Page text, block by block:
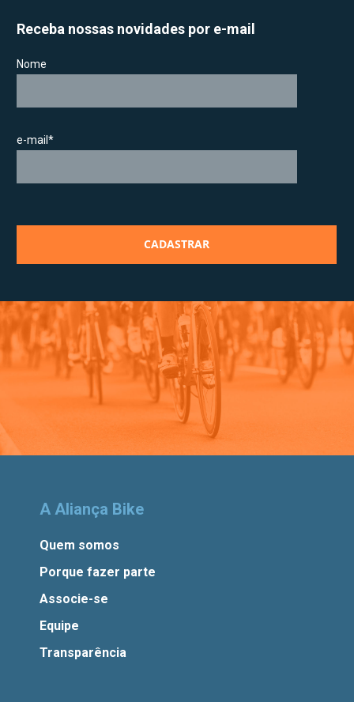
Receba nossas novidades por e-mail
Nome
e-mail*
A Aliança Bike
Quem somos
Porque fazer parte
Associe-se
Equipe
Transparência